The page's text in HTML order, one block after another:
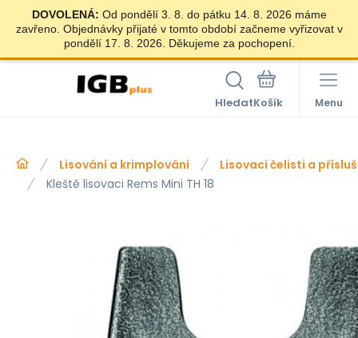
DOVOLENÁ: Od pondělí 3. 8. do pátku 14. 8. 2026 máme
zavřeno. Objednávky přijaté v tomto období začneme vyřizovat v
pondělí 17. 8. 2026. Děkujeme za pochopení.
Hledat Menu
Lisování a krimplování
Lisovací čelisti a
Kleště lisovaci Rems Mini TH 18